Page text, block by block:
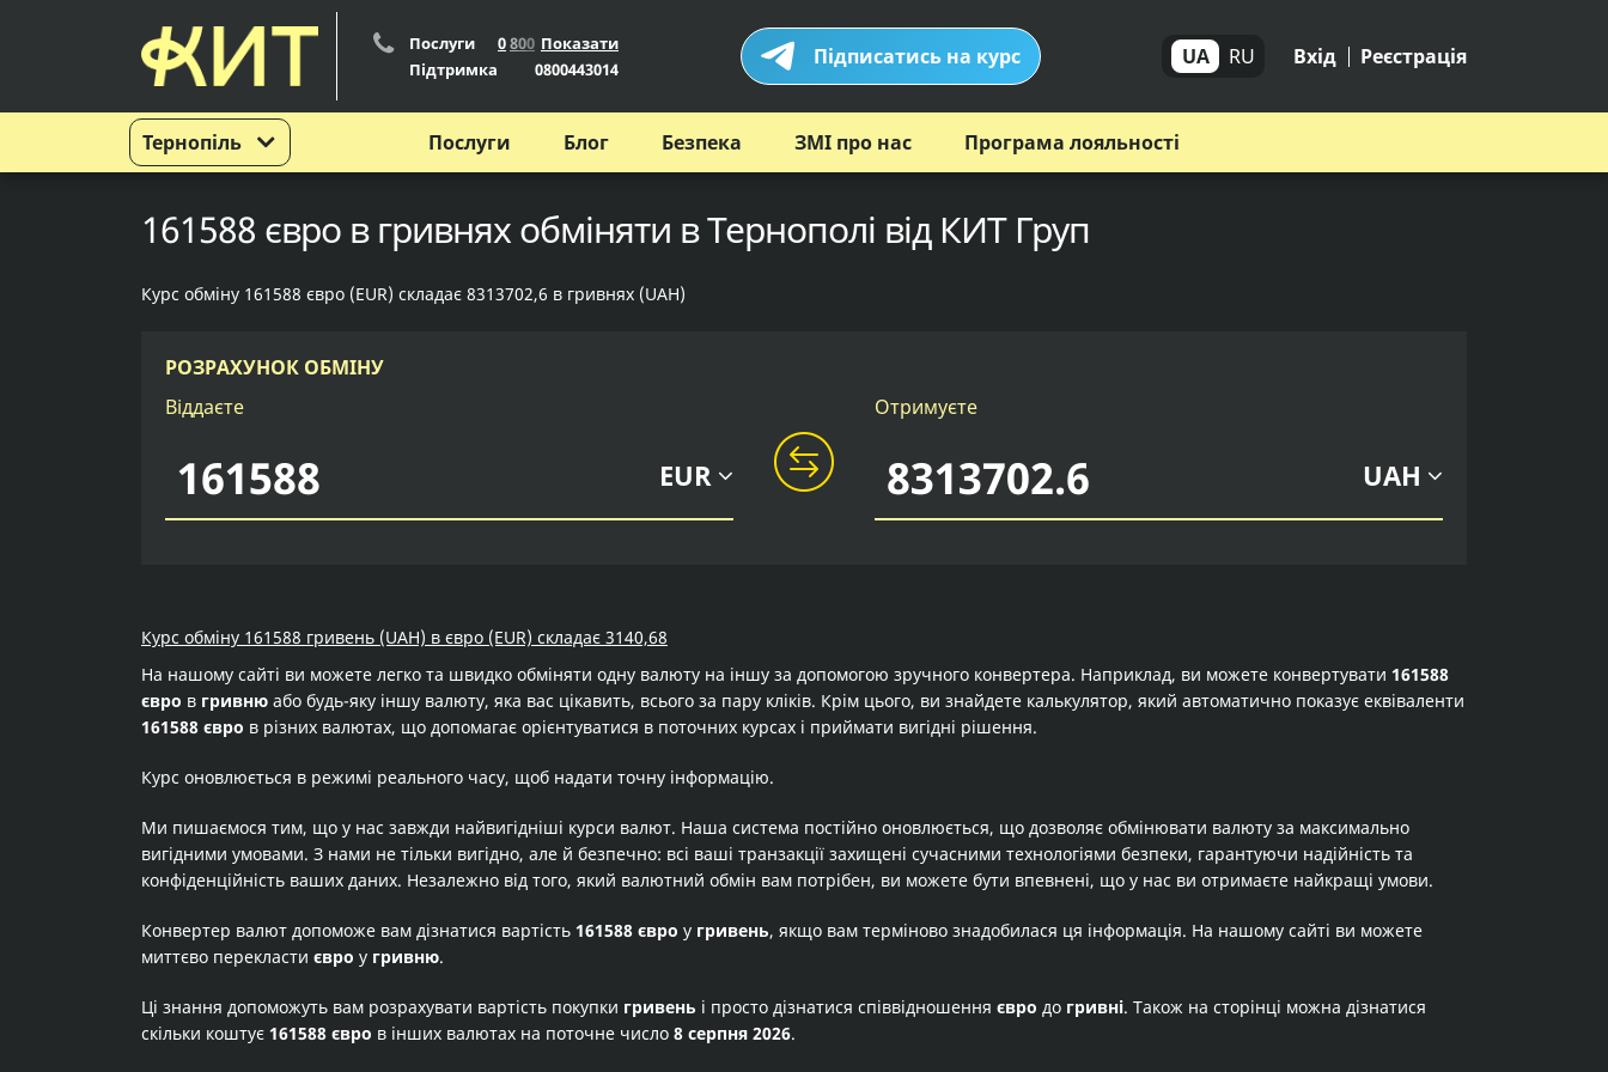
Тернопіль
Послуги 0800 Показати
Підтримка
0800443014 Підписатись на курс UA RU Вхід Реєстрація
Послуги Блог Безпека ЗМІ про нас Програма лояльності
161588 євро в гривнях обміняти в Тернополі від КИТ Груп
Курс обміну 161588 євро (EUR) складає 8313702,6 в гривнях (UAH)
РОЗРАХУНОК ОБМІНУ
Віддаєте
EUR
Отримуєте
UAH
Курс обміну 161588 гривень (UAH) в євро (EUR) складає 3140,68
На нашому сайті ви можете легко та швидко обміняти одну валюту на іншу за допомогою зручного конвертера. Наприклад, ви можете конвертувати 161588
євро в гривню або будь-яку іншу валюту, яка вас цікавить, всього за пару кліків. Крім цього, ви знайдете калькулятор, який автоматично показує еквіваленти
161588 євро в різних валютах, що допомагає орієнтуватися в поточних курсах і приймати вигідні рішення.
Курс оновлюється в режимі реального часу, щоб надати точну інформацію.
Ми пишаємося тим, що у нас завжди найвигідніші курси валют. Наша система постійно оновлюється, що дозволяє обмінювати валюту за максимально
вигідними умовами. З нами не тільки вигідно, але й безпечно: всі ваші транзакції захищені сучасними технологіями безпеки, гарантуючи надійність та
конфіденційність ваших даних. Незалежно від того, який валютний обмін вам потрібен, ви можете бути впевнені, що у нас ви отримаєте найкращі умови.
Конвертер валют допоможе вам дізнатися вартість 161588 євро у гривень, якщо вам терміново знадобилася ця інформація. На нашому сайті ви можете
миттєво перекласти євро у гривню.
Ці знання допоможуть вам розрахувати вартість покупки гривень і просто дізнатися співвідношення євро до гривні. Також на сторінці можна дізнатися
скільки коштує 161588 євро в інших валютах на поточне число 8 серпня 2026.